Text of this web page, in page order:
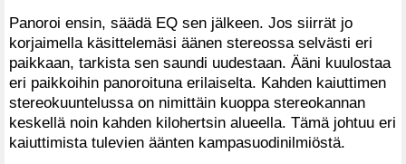
Panoroi ensin, säädä EQ sen jälkeen. Jos siirrät jo
korjaimella käsittelemäsi äänen stereossa selvästi eri
paikkaan, tarkista sen saundi uudestaan. Ääni kuulostaa
eri paikkoihin panoroituna erilaiselta. Kahden kaiuttimen
stereokuuntelussa on nimittäin kuoppa stereokannan
keskellä noin kahden kilohertsin alueella. Tämä johtuu eri
kaiuttimista tulevien äänten kampasuodinilmiöstä.